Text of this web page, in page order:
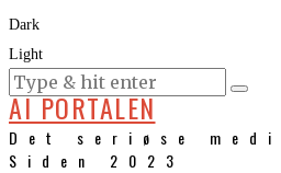
Dark
Light
KURSER
AI PORTALEN
Det seriøse
Siden 2023